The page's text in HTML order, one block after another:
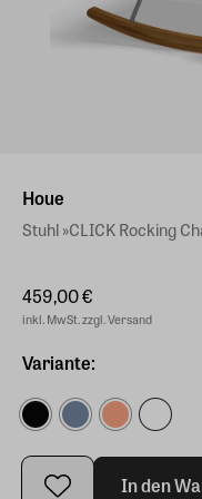
Houe
Stuhl »CLICK Rocking
459,00 €
inkl. MwSt. zzgl. Versand
Variante:
In den